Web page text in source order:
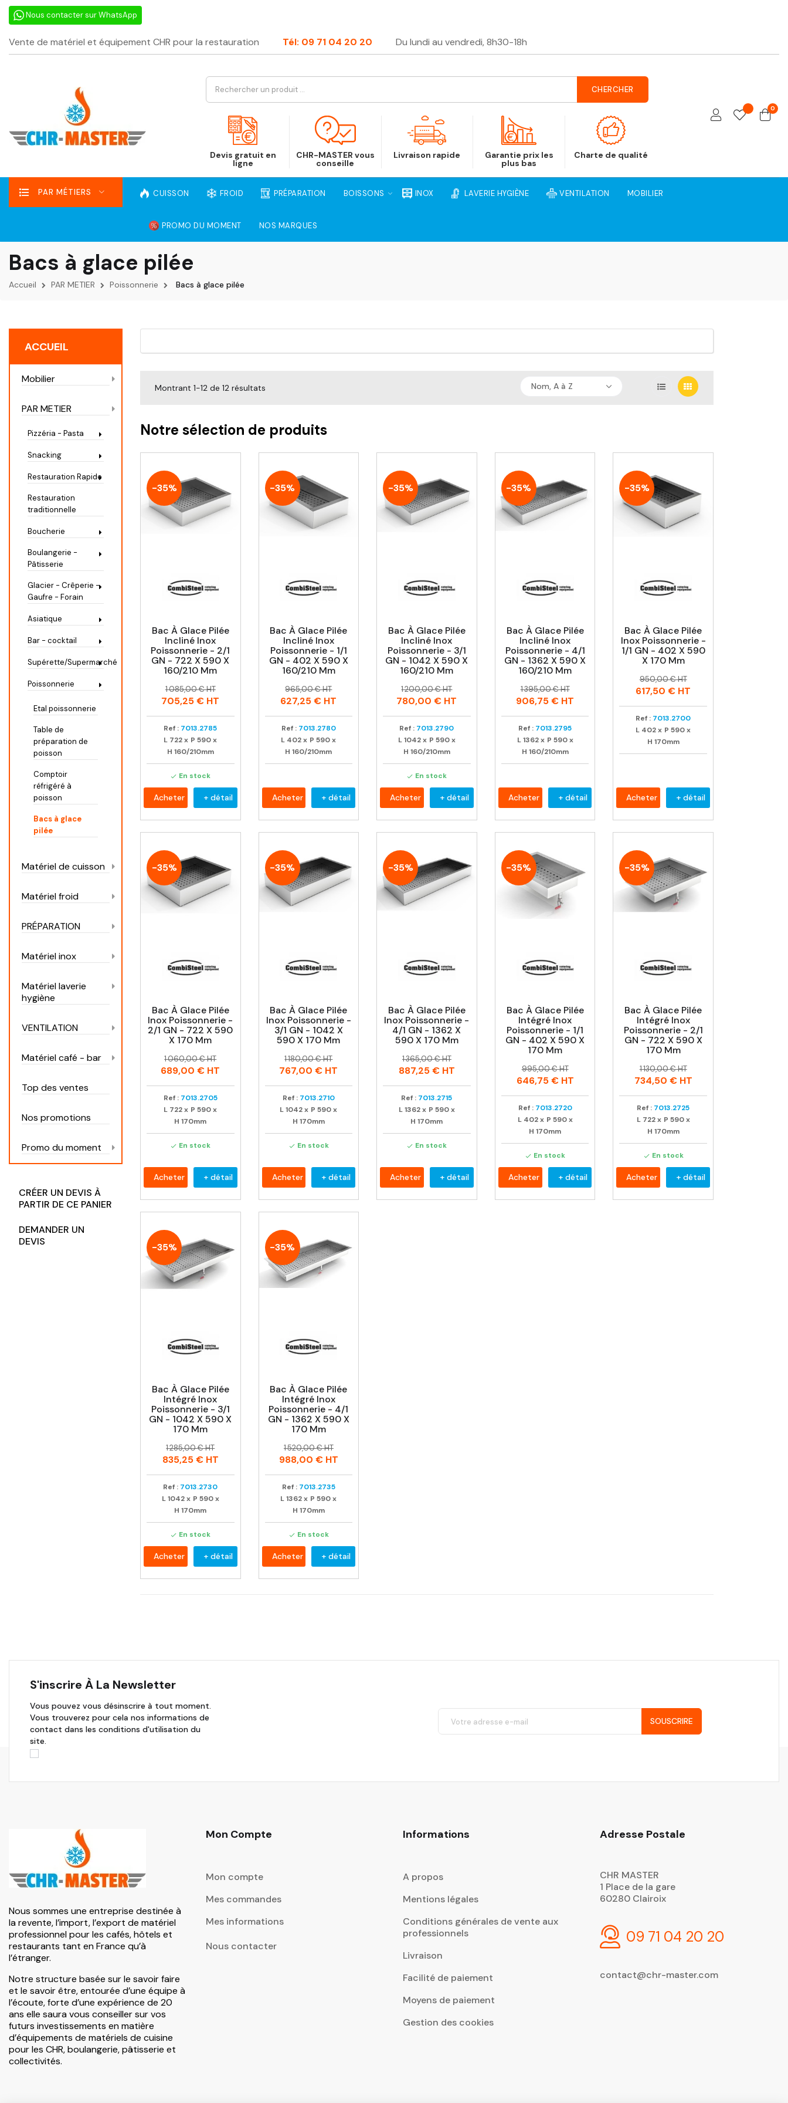
Nous contacter sur WhatsApp
Vente de matériel et équipement CHR pour la restauration Tél: 09 71 04 20 20 Du lundi au vendredi, 8h30-18h
CHERCHER
Devis gratuit en
ligne
CHR-MASTER vous
conseille
Livraison rapide Garantie prix les
plus bas
Charte de qualité
0
PAR MÉTIERS CUISSON FROID PRÉPARATION BOISSONS INOX LAVERIE HYGIÈNE VENTILATION MOBILIER
PROMO DU MOMENT NOS MARQUES
Bacs à glace pilée
Accueil PAR METIER Poissonnerie Bacs à glace pilée
ACCUEIL
Mobilier
PAR METIER
Pizzéria - Pasta
Snacking
Restauration Rapide
Restauration
traditionnelle
Boucherie
Boulangerie -
Pâtisserie
Glacier - Crêperie -
Gaufre - Forain
Asiatique
Bar - cocktail
Supérette/Supermarché
Poissonnerie
Etal poissonnerie
Table de
préparation de
poisson
Comptoir
réfrigéré à
poisson
Bacs à glace
pilée
Matériel de cuisson
Matériel froid
PRÉPARATION
Matériel inox
Matériel laverie
hygiène
VENTILATION
Matériel café - bar
Top des ventes
Nos promotions
Promo du moment
CRÉER UN DEVIS À
PARTIR DE CE PANIER
DEMANDER UN
DEVIS
Montrant 1-12 de 12 résultats Nom, A à Z
Notre sélection de produits
-35%
Bac À Glace Pilée
Incliné Inox
Poissonnerie - 2/1
GN - 722 X 590 X
160/210 Mm
Prix
Prix
habituel
1 085,00 € HT
705,25 € HT
Ref : 7013.2785
L 722 x P 590 x
H 160/210mm
 En stock
Acheter + détail
-35%
Bac À Glace Pilée
Incliné Inox
Poissonnerie - 1/1
GN - 402 X 590 X
160/210 Mm
Prix
Prix
habituel
965,00 € HT
627,25 € HT
Ref : 7013.2780
L 402 x P 590 x
H 160/210mm
Acheter + détail
-35%
Bac À Glace Pilée
Incliné Inox
Poissonnerie - 3/1
GN - 1042 X 590 X
160/210 Mm
Prix
Prix
habituel
1 200,00 € HT
780,00 € HT
Ref : 7013.2790
L1042x P 590x
H 160/210mm
 En stock
Acheter + détail
-35%
Bac À Glace Pilée
Incliné Inox
Poissonnerie - 4/1
GN - 1362 X 590 X
160/210 Mm
Prix
Prix
habituel
1 395,00 € HT
906,75 € HT
Ref : 7013.2795
L 1362 x P 590 x
H 160/210mm
Acheter + détail
-35%
Bac À Glace Pilée
Inox Poissonnerie -
1/1 GN - 402 X 590
X 170 Mm
Prix
Prix
habituel
950,00 € HT
617,50 € HT
Ref : 7013.2700
L 402x P 590x
H 170mm
Acheter + détail
-35%
Bac À Glace Pilée
Inox Poissonnerie -
2/1 GN - 722 X 590
X 170 Mm
Prix
Prix
habituel
1 060,00 € HT
689,00 € HT
Ref : 7013.2705
L 722 x P 590 x
H 170mm
 En stock
Acheter + détail
-35%
Bac À Glace Pilée
Inox Poissonnerie -
3/1 GN - 1042 X
590 X 170 Mm
Prix
Prix
habituel
1 180,00 € HT
767,00 € HT
Ref : 7013.2710
L 1042 x P 590 x
H 170mm
 En stock
Acheter + détail
-35%
Bac À Glace Pilée
Inox Poissonnerie -
4/1 GN - 1362 X
590 X 170 Mm
Prix
Prix
habituel
1 365,00 € HT
887,25 €HT
Ref : 7013.2715
L1362x P 590x
H 170mm
 En stock
Acheter + détail
-35%
Bac À Glace Pilée
Intégré Inox
Poissonnerie - 1/1
GN - 402 X 590 X
170 Mm
Prix
Prix
habituel
995,00 € HT
646,75 €HT
Ref : 7013.2720
L 402 x P 590 x
H 170mm
 En stock
Acheter + détail
-35%
Bac À Glace Pilée
Intégré Inox
Poissonnerie - 2/1
GN - 722 X 590 X
170 Mm
Prix
Prix
habituel
1 130,00 € HT
734,50 €HT
Ref : 7013.2725
L 722 x P 590 x
H 170mm
 En stock
Acheter + détail
-35%
Bac À Glace Pilée
Intégré Inox
Poissonnerie - 3/1
GN - 1042 X 590 X
170 Mm
Prix
Prix
habituel
1 285,00 € HT
835,25 €HT
Ref : 7013.2730
L 1042 x P 590 x
H 170mm
 En stock
Acheter + détail
-35%
Bac À Glace Pilée
Intégré Inox
Poissonnerie - 4/1
GN - 1362 X 590 X
170 Mm
Prix
Prix
habituel
1 520,00 € HT
988,00 €HT
Ref : 7013.2735
L 1362 x P 590 x
H 170mm
 En stock
Acheter + détail
S'inscrire À La Newsletter
Vous pouvez vous désinscrire à tout moment.
Vous trouverez pour cela nos informations de
contact dans les conditions d'utilisation du
site.
SOUSCRIRE
Nous sommes une entreprise destinée à
la revente, l’import, l’export de matériel
professionnel pour les cafés, hôtels et
restaurants tant en France qu’à
l’étranger.
Notre structure basée sur le savoir faire
et le savoir être, entourée d’une équipe à
l’écoute, forte d’une expérience de 20
ans elle saura vous conseiller sur vos
futurs investissements en matière
d’équipements de matériels de cuisine
pour les CHR, boulangerie, pâtisserie et
collectivités.
Mon Compte
Mon compte
Mes commandes
Mes informations
Nous contacter
Informations
A propos
Mentions légales
Conditions générales de vente aux
professionnels
Livraison
Facilité de paiement
Moyens de paiement
Gestion des cookies
Adresse Postale
CHR MASTER
1 Place de la gare
60280 Clairoix
09 71 04 20 20
contact@chr-master.com